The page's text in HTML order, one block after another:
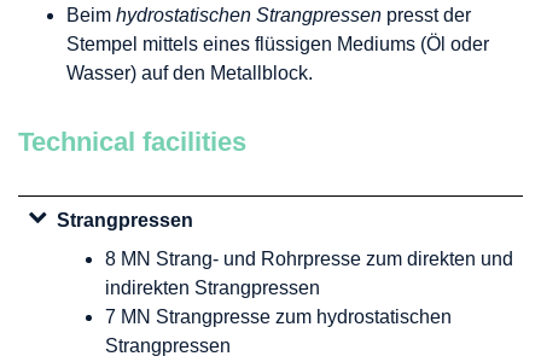
Beim hydrostatischen Strangpressen presst der
Stempel mittels eines flüssigen Mediums (Öl oder
Wasser) auf den Metallblock.
Technical facilities
Strangpressen
8 MN Strang- und Rohrpresse zum direkten und
indirekten Strangpressen
7 MN Strangpresse zum hydrostatischen
Strangpressen